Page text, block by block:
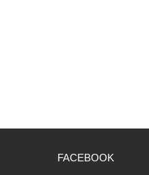
FACEBOOK